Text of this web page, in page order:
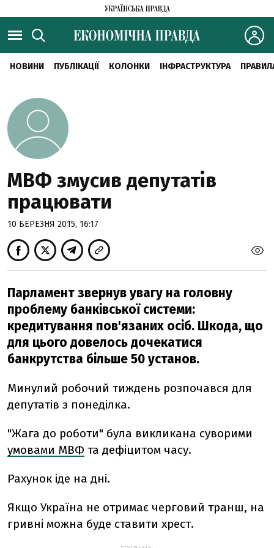
НОВИНИ ПУБЛІКАЦІЇ КОЛОНКИ ІНФРАСТРУКТУРА
МВФ змусив депутатів
працювати
10 БЕРЕЗНЯ 2015, 16:17
Парламент звернув увагу на головну
проблему банківської системи:
кредитування пов'язаних осіб. Шкода, що
для цього довелось дочекатися
банкрутства більше 50 установ.
Минулий робочий тиждень розпочався для
депутатів з понеділка.
"Жага до роботи" була викликана суворими
умовами МВФ та дефіцитом часу.
Рахунок іде на дні.
Якщо Україна не отримає черговий транш, на
гривні можна буде ставити хрест.